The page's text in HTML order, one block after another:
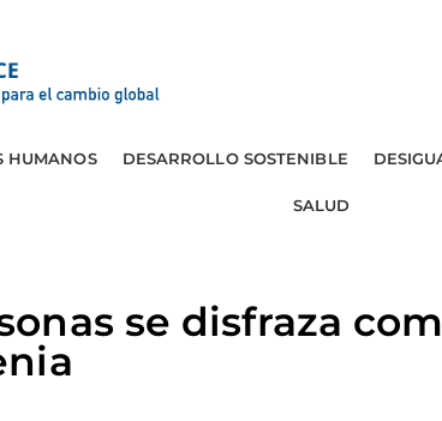
HUMANOS DESARROLLO SOSTENIBLE
SALUD
se disfraza